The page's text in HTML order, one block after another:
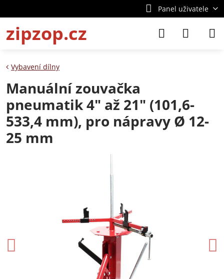
Panel uživatele
zipzop.cz
Vybavení dílny
Manuální zouvačka
pneumatik 4" až 21" (101,6-
533,4 mm), pro nápravy Ø 12-
25 mm